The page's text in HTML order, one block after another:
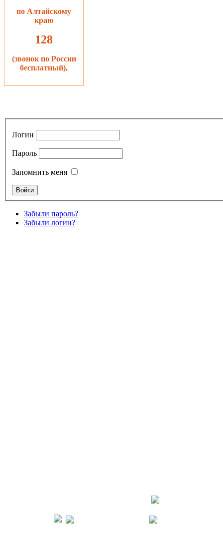
по Алтайскому
краю
128
(звонок по России
бесплатный),
Логин
Пароль
Запомнить меня
Забыли пароль?
Забыли логин?